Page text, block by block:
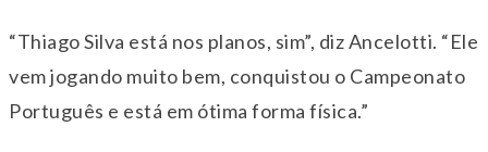
“Thiago Silva está nos planos, sim”, diz Ancelotti. “Ele
vem jogando muito bem, conquistou o Campeonato
Português e está em ótima forma física.”